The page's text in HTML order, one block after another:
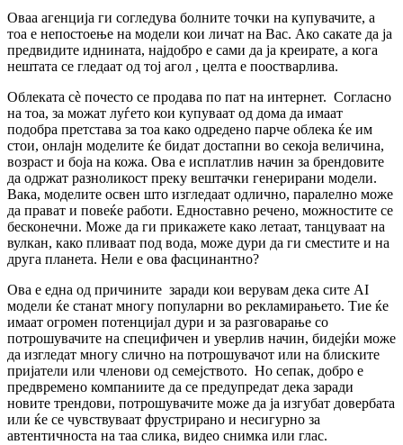
Оваа агенција ги согледува болните точки на купувачите, а
тоа е непостоење на модели кои личат на Вас. Ако сакате да ја
предвидите иднината, најдобро е сами да ја креирате, а кога
нештата се гледаат од тој агол , целта е поостварлива.
Облеката сѐ почесто се продава по пат на интернет. Согласно
на тоа, за можат луѓето кои купуваат од дома да имаат
подобра претстава за тоа како одредено парче облека ќе им
стои, онлајн моделите ќе бидат достапни во секоја величина,
возраст и боја на кожа. Ова е исплатлив начин за брендовите
да одржат разноликост преку вештачки генерирани модели.
Вака, моделите освен што изгледаат одлично, паралелно може
да прават и повеќе работи. Едноставно речено, можностите се
бесконечни. Може да ги прикажете како летаат, танцуваат на
вулкан, како пливаат под вода, може дури да ги сместите и на
друга планета. Нели е ова фасцинантно?
Ова е една од причините заради кои верувам дека сите AI
модели ќе станат многу популарни во рекламирањето. Тие ќе
имаат огромен потенцијал дури и за разговарање со
потрошувачите на специфичен и уверлив начин, бидејќи може
да изгледат многу слично на потрошувачот или на блиските
пријатели или членови од семејството. Но сепак, добро е
предвремено компаниите да се предупредат дека заради
новите трендови, потрошувачите може да ја изгубат довербата
или ќе се чувствуваат фрустрирано и несигурно за
автентичноста на таа слика, видео снимка или глас.